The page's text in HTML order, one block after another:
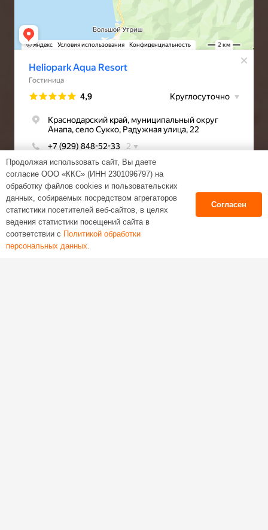
Продолжая использовать сайт, Вы даете
согласие ООО «ККС» (ИНН 2301096797) на
обработку файлов cookies и пользовательских
данных, собираемых посредством агрегаторов
статистики посетителей веб-сайтов, в целях
ведения статистики посещений сайта в
соответствии с Политикой обработки
персональных данных.
Согласен